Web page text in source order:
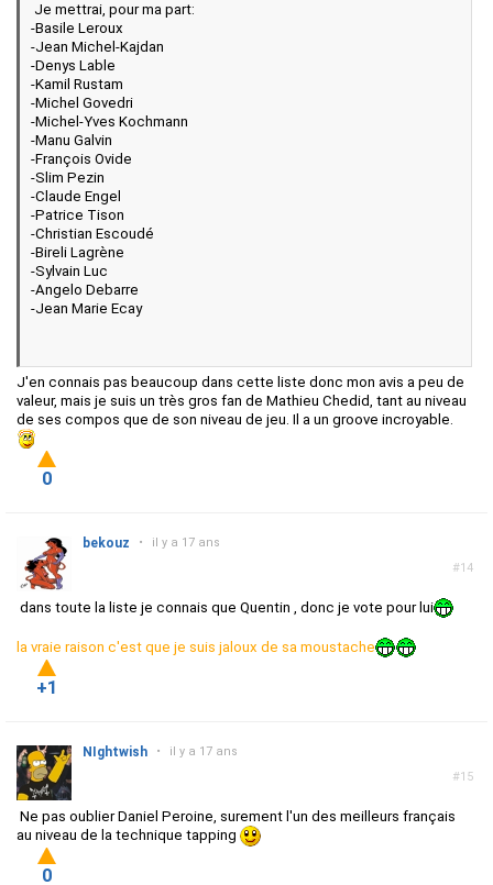
Je mettrai, pour ma part:
-Basile Leroux
-Jean Michel-Kajdan
-Denys Lable
-Kamil Rustam
-Michel Govedri
-Michel-Yves Kochmann
-Manu Galvin
-François Ovide
-Slim Pezin
-Claude Engel
-Patrice Tison
-Christian Escoudé
-Bireli Lagrène
-Sylvain Luc
-Angelo Debarre
-Jean Marie Ecay
J'en connais pas beaucoup dans cette liste donc mon avis a peu de
valeur, mais je suis un très gros fan de Mathieu Chedid, tant au niveau
de ses compos que de son niveau de jeu. Il a un groove incroyable.
0
#14
bekouz • il y a 17 ans
dans toute la liste je connais que Quentin , donc je vote pour lui
la vraie raison c'est que je suis jaloux de sa moustache
+1
#15
NIghtwish • il y a 17 ans
Ne pas oublier Daniel Peroine, surement l'un des meilleurs français
au niveau de la technique tapping
0